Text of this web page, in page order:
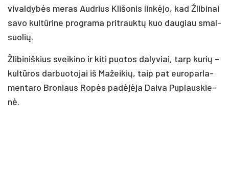
vi­val­dy­bės me­ras Aud­rius Kli­šo­nis lin­kė­jo, kad Žli­bi­nai
sa­vo kul­tū­ri­ne pro­gra­ma pri­trauk­tų kuo dau­giau smal­
suo­lių.
Žli­bi­niš­kius svei­ki­no ir ki­ti puo­tos da­ly­viai, tarp ku­rių –
kul­tū­ros dar­buo­to­jai iš Ma­žei­kių, taip pat eu­ro­par­la­
men­ta­ro Bro­niaus Ro­pės pa­dė­jė­ja Dai­va Pup­laus­kie­
nė.